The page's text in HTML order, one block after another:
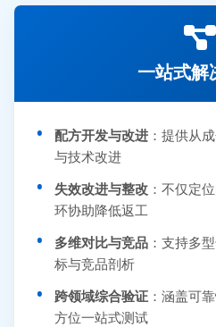
一站式解
配方开发与改进 ：提供从
与技术改进
失效改进与整改 ：不仅定
环协助降低返工
多维对比与竞品 ：支持多
标与竞品剖析
跨领域综合验证 ：涵盖可
方位一站式测试